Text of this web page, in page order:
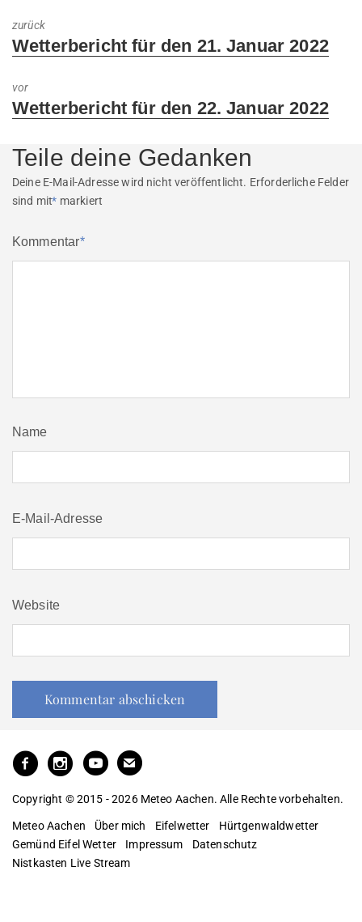
zurück
Previous
Wetterbericht für den 21. Januar 2022
vor
Next
Wetterbericht für den 22. Januar 2022
Teile deine Gedanken
Deine E-Mail-Adresse wird nicht veröffentlicht. Erforderliche Felder
sind mit* markiert
Kommentar*
Name
E-Mail-Adresse
Website
Copyright © 2015 - 2026 Meteo Aachen. Alle Rechte vorbehalten.
Meteo Aachen Über mich Eifelwetter
Hürtgenwaldwetter
Gemünd Eifel Wetter
Impressum
Datenschutz
Nistkasten Live Stream